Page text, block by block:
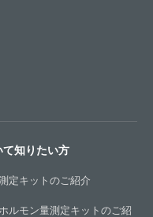
知りたい方
定キットのご紹介
ルモン量測定キットのご紹